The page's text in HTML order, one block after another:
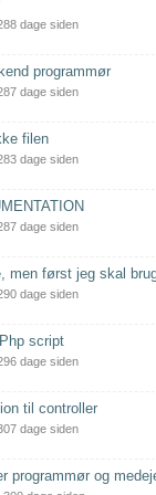
dage siden
programmør
dage siden
filen
dage siden
dage siden
men først jeg skal
dage siden
script
dage siden
til controller
dage siden
programmør og